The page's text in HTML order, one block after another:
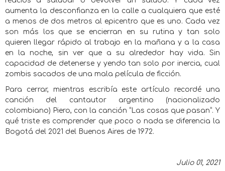
aumenta la desconfianza en la calle a cualquiera que esté
a menos de dos metros al epicentro que es uno. Cada vez
son más los que se encierran en su rutina y tan solo
quieren llegar rápido al trabajo en la mañana y a la casa
en la noche, sin ver que a su alrededor hay vida. Sin
capacidad de detenerse y yendo tan solo por inercia, cual
zombis sacados de una mala película de ficción.
Para cerrar, mientras escribía este artículo recordé una
canción del cantautor argentino (nacionalizado
colombiano) Piero, con la canción “Las cosas que pasan”. Y
qué triste es comprender que poco o nada se diferencia la
Bogotá del 2021 del Buenos Aires de 1972.
Julio 01, 2021